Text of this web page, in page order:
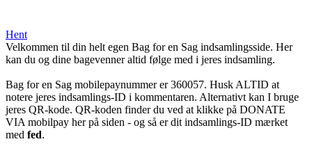
Hent
Velkommen til din helt egen Bag for en Sag indsamlingsside. Her
kan du og dine bagevenner altid følge med i jeres indsamling.
Bag for en Sag mobilepaynummer er 360057. Husk ALTID at
notere jeres indsamlings-ID i kommentaren. Alternativt kan I bruge
jeres QR-kode. QR-koden finder du ved at klikke på DONATE
VIA mobilpay her på siden - og så er dit indsamlings-ID mærket
med fed.